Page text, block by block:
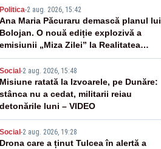
Politica-2 aug. 2026, 15:42
Ana Maria Păcuraru demască planul lui
Bolojan. O nouă ediție explozivă a
emisiunii „Miza Zilei” la Realitatea
Social-2 aug. 2026, 15:48
Misiune ratată la Izvoarele, pe Dunăre:
stânca nu a cedat, militarii reiau
detonările luni – VIDEO
Social-2 aug. 2026, 19:28
Drona care a ținut Tulcea în alertă a